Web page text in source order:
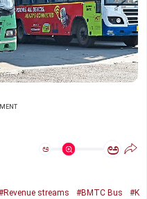
ಅ ಅ
streams #BMTC Bus
#K